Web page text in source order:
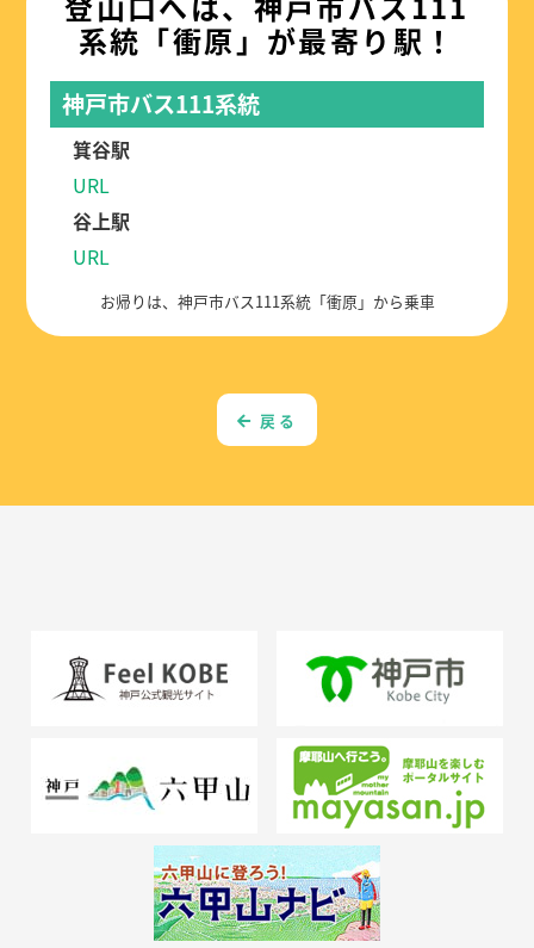
系統「衝原」が最寄り駅！
神戸市バス111系統
箕谷駅
URL
谷上駅
URL
お帰りは、神戸市バス111系統「衝原」から乗車
戻る